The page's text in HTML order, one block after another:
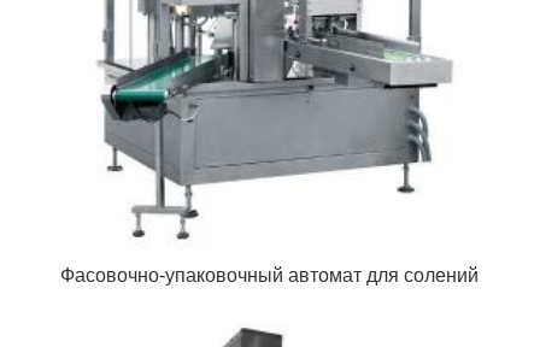
Фасовочно-упаковочный автомат для солений